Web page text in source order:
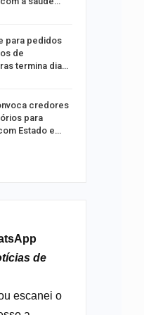
para pedidos
de
termina dia…
credores
para
Estado e…
de
escanei o